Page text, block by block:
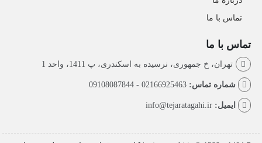
تماس با ما
تماس با ما
تهران، خ جمهوری، نرسیده به اسکندری، پ 1411، واحد 1
شماره تماس:02166925463 - 09108087844
ایمیل:info@tejaratagahi.ir